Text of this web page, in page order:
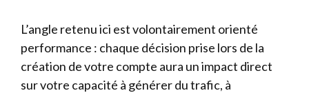
L’angle retenu ici est volontairement orienté
performance : chaque décision prise lors de la
création de votre compte aura un impact direct
sur votre capacité à générer du trafic, à